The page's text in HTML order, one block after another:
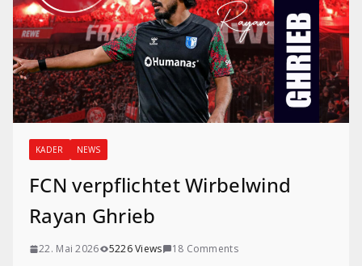
KADER NEWS
FCN verpflichtet Wirbelwind
Rayan Ghrieb
22. Mai 2026 5226 Views 18 Comments